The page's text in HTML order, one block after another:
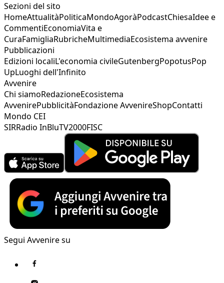
Sezioni del sito
HomeAttualitàPoliticaMondoAgoràPodcastChiesaIdee e
CommentiEconomiaVita e
CuraFamigliaRubricheMultimediaEcosistema avvenire
Pubblicazioni
Edizioni localiL'economia civileGutenbergPopotusPop
UpLuoghi dell'Infinito
Avvenire
Chi siamoRedazioneEcosistema
AvvenirePubblicitàFondazione AvvenireShopContatti
Mondo CEI
SIRRadio InBluTV2000FISC
Segui Avvenire su